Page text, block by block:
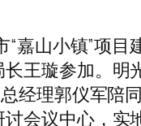
嘉山小镇”项
王璇参加。
经理郭仪军陪
会议中心，